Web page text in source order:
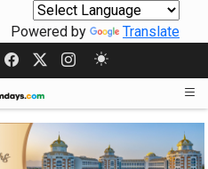
Powered by Translate